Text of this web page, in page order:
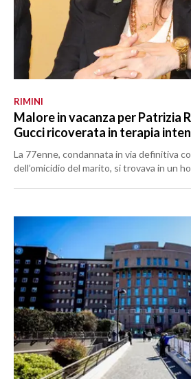
RIMINI
Malore in vacanza per Patrizia
Gucci ricoverata in terapia
La 77enne, condannata in via definitiva
dell’omicidio del marito, si trovava in un